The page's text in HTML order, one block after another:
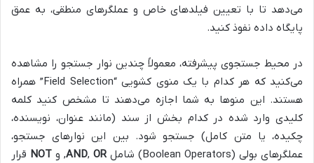
می‌دهد تا با تعیین فیلدهای خاص و عملگرهای منطقی، به عمق
پایگاه داده نفوذ کنید.
در محیط جستجوی پیشرفته، معمولاً چندین نوار جستجو را مشاهده
می‌کنید که هر کدام با یک منوی کشویی “Field Selection” همراه
هستند. این منوها به شما اجازه می‌دهند تا مشخص کنید کلمه
کلیدی وارد شده در کدام بخش از سند (مانند عنوان، نویسنده،
چکیده، یا متن کامل) جستجو شود. بین این نوارهای جستجو،
عملگرهای بولی (Boolean Operators) شامل
AND, OR , و NOT قرار